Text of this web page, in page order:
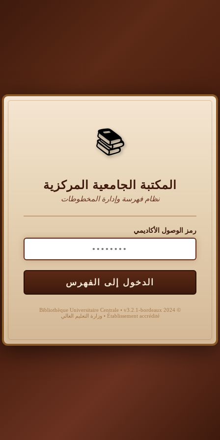
📚
المكتبة الجامعية المركزية
نظام فهرسة وإدارة المخطوطات
رمز الوصول الأكاديمي
الدخول إلى الفهرس
© 2024 Bibliothèque Universitaire Centrale • v3.2.1-bordeaux
Établissement accrédité • وزارة التعليم العالي